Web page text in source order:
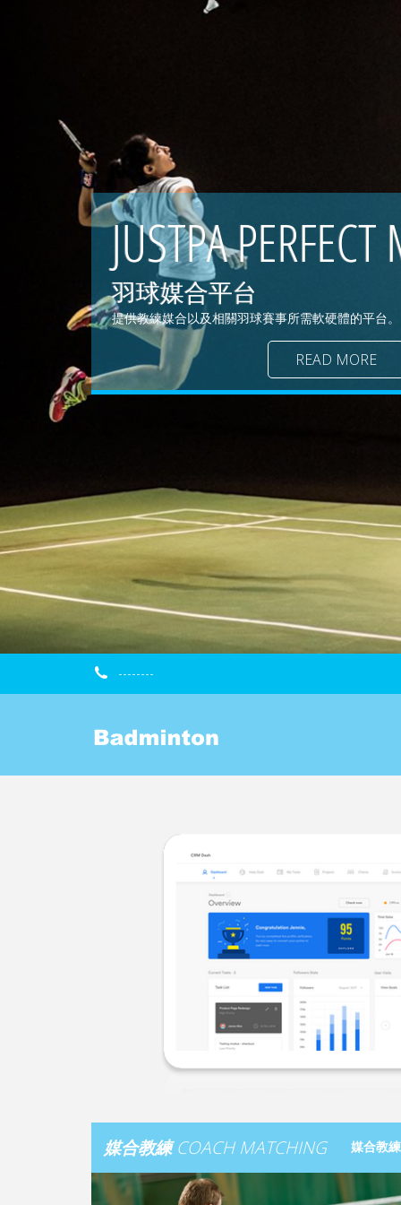
JUSTPA
羽球媒合平台
提供教練媒合以及相關羽球賽事所需軟硬體的平台。
READ MORE
--------
媒合教練COACH MATCHING 媒合教練